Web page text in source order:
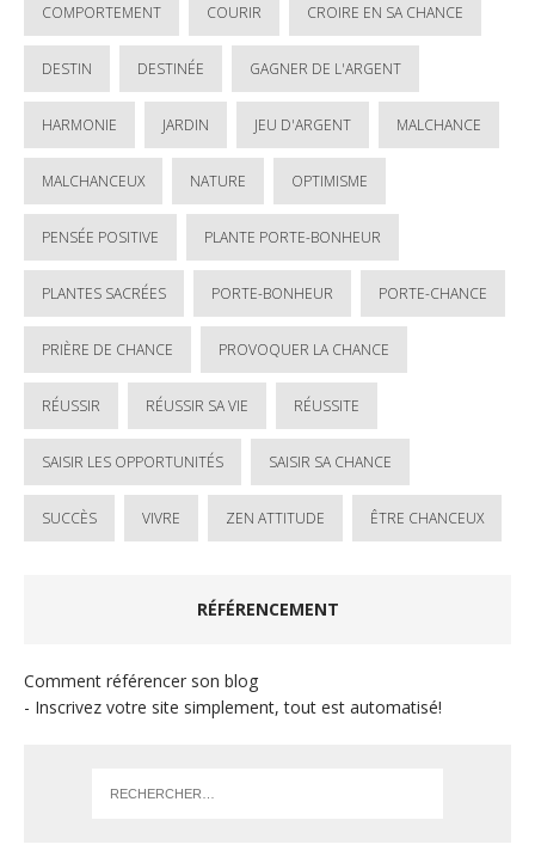
COMPORTEMENT COURIR CROIRE EN SA CHANCE
DESTIN DESTINÉE GAGNER DE L'ARGENT
HARMONIE JARDIN JEU D'ARGENT MALCHANCE
MALCHANCEUX NATURE OPTIMISME
PENSÉE POSITIVE PLANTE PORTE-BONHEUR
PLANTES SACRÉES PORTE-BONHEUR PORTE-CHANCE
PRIÈRE DE CHANCE PROVOQUER LA CHANCE
RÉUSSIR RÉUSSIR SA VIE RÉUSSITE
SAISIR LES OPPORTUNITÉS SAISIR SA CHANCE
SUCCÈS VIVRE ZEN ATTITUDE ÊTRE CHANCEUX
RÉFÉRENCEMENT
Comment référencer son blog
- Inscrivez votre site simplement, tout est automatisé!